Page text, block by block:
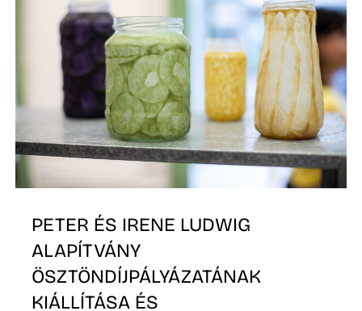
PETER ÉS IRENE LUDWIG
ALAPÍTVÁNY
ÖSZTÖNDÍJPÁLYÁZATÁNAK
KIÁLLÍTÁSA ÉS